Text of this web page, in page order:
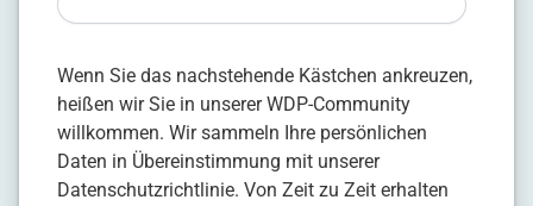
Wenn Sie das nachstehende Kästchen ankreuzen,
heißen wir Sie in unserer WDP-Community
willkommen. Wir sammeln Ihre persönlichen
Daten in Übereinstimmung mit unserer
Datenschutzrichtlinie. Von Zeit zu Zeit erhalten